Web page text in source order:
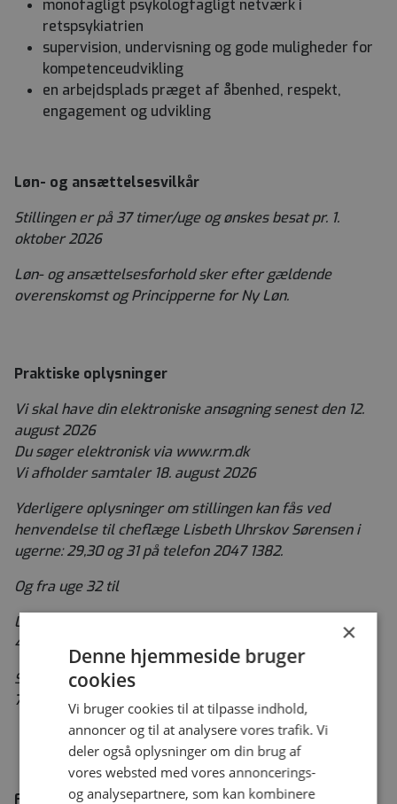
monofagligt psykologfagligt netværk i
retspsykiatrien
supervision, undervisning og gode muligheder for
kompetenceudvikling
en arbejdsplads præget af åbenhed, respekt,
engagement og udvikling
Løn- og ansættelsesvilkår
Stillingen er på 37 timer/uge og ønskes besat pr. 1.
oktober 2026
Løn- og ansættelsesforhold sker efter gældende
overenskomst og Principperne for Ny Løn.
Praktiske oplysninger
Vi skal have din elektroniske ansøgning senest den 12.
august 2026
Du søger elektronisk via www.rm.dk
Vi afholder samtaler 18. august 2026
Yderligere oplysninger om stillingen kan fås ved
henvendelse til cheflæge Lisbeth Uhrskov Sørensen i
ugerne: 29,30 og 31 på telefon 2047 1382.
Og fra uge 32 til
Ledende overlæge Karen Aalling, R3 på telefon 5164
4251 og/eller
Specialpsykolog Lærke Bjerager, R2 på telefon 5152
7701
FAKTA
×
Denne hjemmeside bruger
cookies
Vi bruger cookies til at tilpasse indhold,
annoncer og til at analysere vores trafik. Vi
deler også oplysninger om din brug af
vores websted med vores annoncerings-
og analysepartnere, som kan kombinere